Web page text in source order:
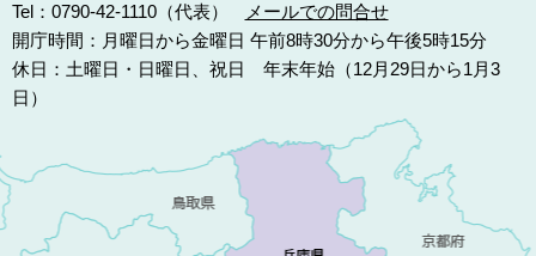
Tel：0790-42-1110（代表）
メールでの問合せ
開庁時間：月曜日から金曜日 午前8時30分から午後5時15分
休日：土曜日・日曜日、祝日 年末年始（12月29日から1月3
日）